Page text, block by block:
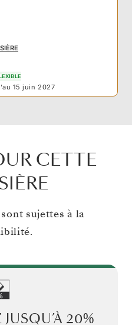
15 juin 2027
CETTE
sujettes à la
20%